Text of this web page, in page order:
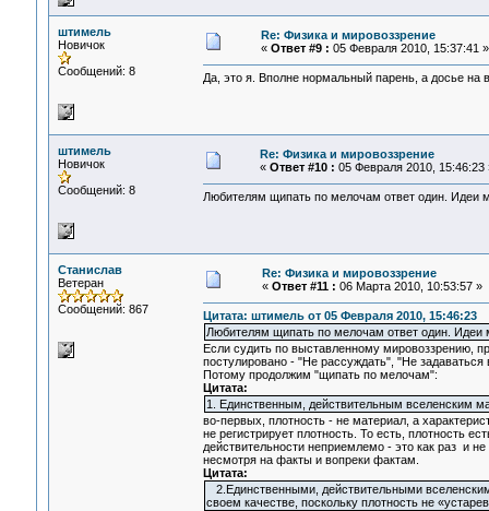
штимель
Новичок
Сообщений: 8
Re: Физика и мировоззрение
« Ответ #9 : 05 Февраля 2010, 15:37:41 »
Да, это я. Вполне нормальный парень, а досье
штимель
Новичок
Сообщений: 8
Re: Физика и мировоззрение
« Ответ #10 : 05 Февраля 2010, 15:46:23
Любителям щипать по мелочам ответ один. Идеи
Станислав
Ветеран
Сообщений: 867
Re: Физика и мировоззрение
« Ответ #11 : 06 Марта 2010, 10:53:57 »
Цитата: штимель от 05 Февраля 2010, 15:46:23
Любителям щипать по мелочам ответ один. Идеи
Если судить по выставленному мировоззрению,
постулировано - "Не рассуждать", "Не задаваться
Потому продолжим "щипать по мелочам":
Цитата:
1. Единственным, действительным вселенским
во-первых, плотность - не материал, а
не регистрирует плотность. То есть, плотность
действительности неприемлемо - это как раз и
несмотря на факты и вопреки фактам.
Цитата:
2.Единственными, действительными
своем качестве, поскольку плотность не